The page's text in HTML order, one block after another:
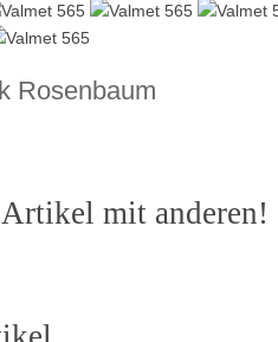
Rosenbaum
mit anderen!